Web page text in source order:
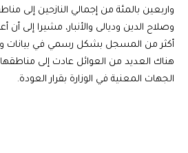
واربعين بالمئة من إجمالي النازحين إلى
وصلاح الدين وديالى والأنبار، مشيرا إلى أن
أكثر من المسجل بشكل رسمي في بيانات
هناك العديد من العوائل عادت إلى
الجهات المعنية في الوزارة بقرار العودة.